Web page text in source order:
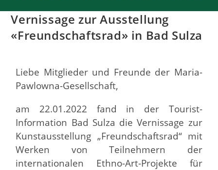
Vernissage zur Ausstellung
«Freundschaftsrad» in Bad Sulza
Liebe Mitglieder und Freunde der Maria-
Pawlowna-Gesellschaft,
am 22.01.2022 fand in der Tourist-
Information Bad Sulza die Vernissage zur
Kunstausstellung „Freundschaftsrad“ mit
Werken von Teilnehmern der
internationalen Ethno-Art-Projekte für